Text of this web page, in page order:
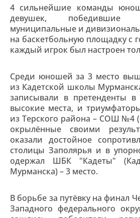
4 сильнейшие команды
девушек, победившие
муниципальные и
на баскетбольную площадку с
каждый игрок был настроен
Среди юношей за 3 место
из Кадетской школы
записывали в претенденты
высокие места, и
из Терского района – СОШ №4
окрылённые своими
оказали достойное
столицы Заполярья и в
одержал ШБК "Кадеты"
Мурманска) – 3 место.
В борьбе за путёвку на финал
Западного федерального